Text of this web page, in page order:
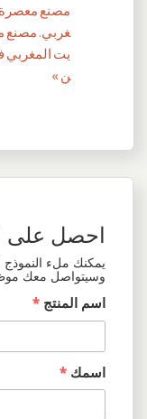
تصفّح
مصنع معصرة
غربي. مصنع
يت
ن »
احصل على
يمكنك ملء النموذج
وسيتواصل معك
اسم المنتج *
اسمك *